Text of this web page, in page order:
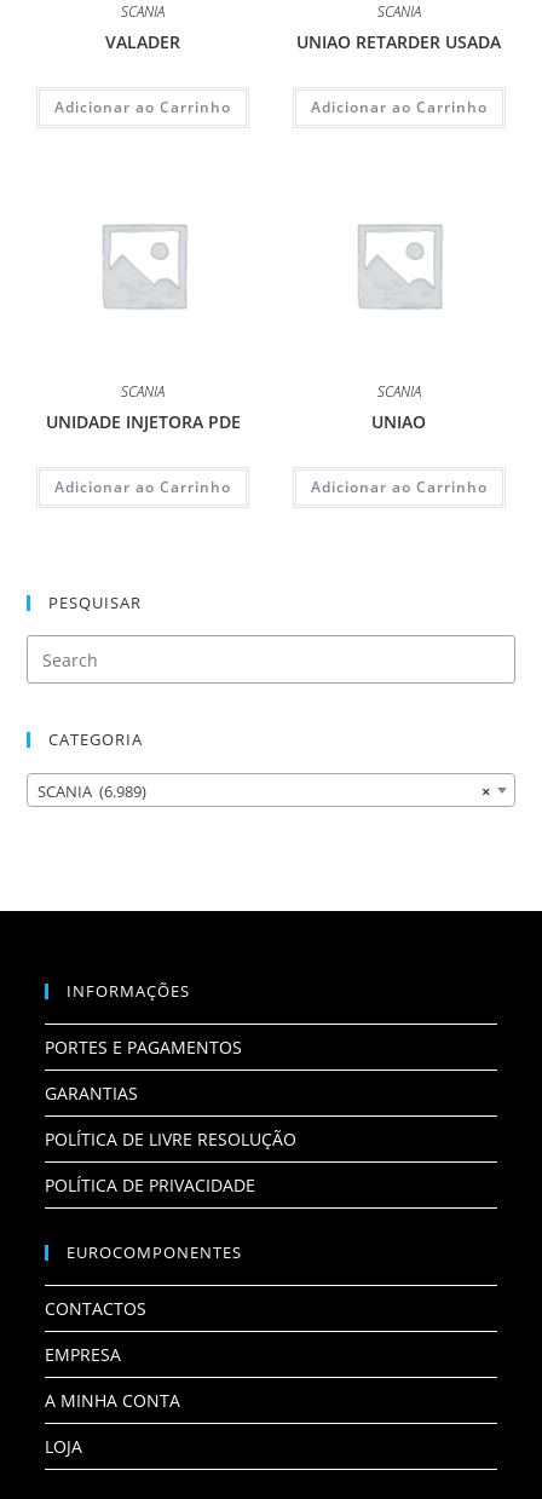
SCANIA
VALADER
Adicionar ao Carrinho
SCANIA
UNIAO RETARDER USADA
Adicionar ao Carrinho
SCANIA
UNIDADE INJETORA PDE
Adicionar ao Carrinho
SCANIA
UNIAO
Adicionar ao Carrinho
PESQUISAR
CATEGORIA
×
SCANIA (6.989)
INFORMAÇÕES
PORTES E PAGAMENTOS
GARANTIAS
POLÍTICA DE LIVRE RESOLUÇÃO
POLÍTICA DE PRIVACIDADE
EUROCOMPONENTES
CONTACTOS
EMPRESA
A MINHA CONTA
LOJA